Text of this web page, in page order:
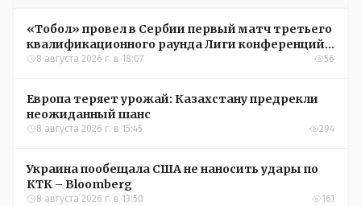
«Тобол» провел в Сербии первый матч третьего
квалификационного раунда Лиги конференций
УЕФА
8 августа 2026 г. в 18:07 56
Европа теряет урожай: Казахстану предрекли
неожиданный шанс
8 августа 2026 г. в 15:45 294
Украина пообещала США не наносить удары по
КТК – Bloomberg
8 августа 2026 г. в 13:50 161